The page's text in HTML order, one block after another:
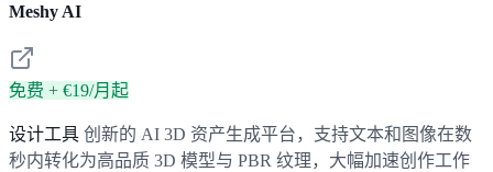
Meshy AI
免费 + €19/月起
设计工具 创新的 AI 3D 资产生成平台，支持文本和图像在数
秒内转化为高品质 3D 模型与 PBR 纹理，大幅加速创作工作